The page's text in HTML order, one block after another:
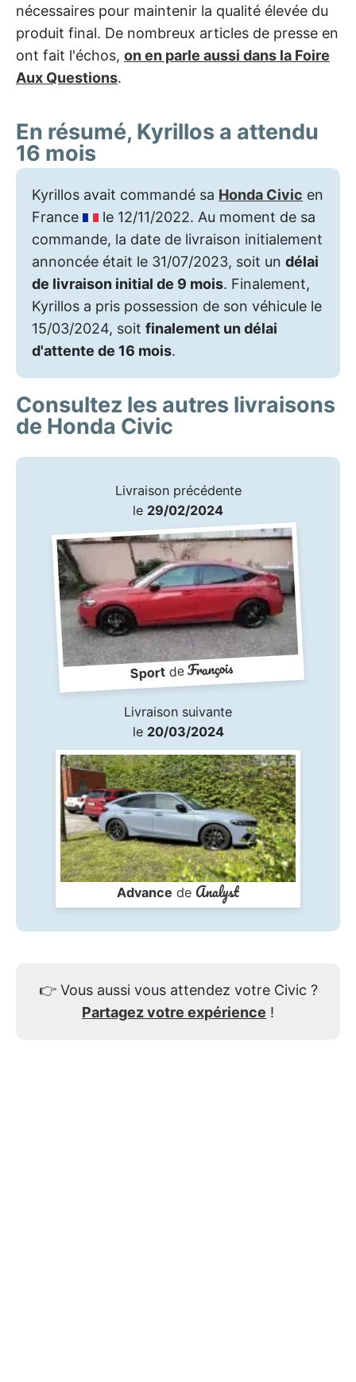
nécessaires pour maintenir la qualité élevée du
produit final. De nombreux articles de presse en
ont fait l'échos, on en parle aussi dans la Foire
Aux Questions.
En résumé, Kyrillos a attendu
16 mois
Kyrillos avait commandé sa Honda Civic en
France
le 12/11/2022. Au moment de sa
commande, la date de livraison initialement
annoncée était le 31/07/2023, soit un délai
de livraison initial de 9 mois. Finalement,
Kyrillos a pris possession de son véhicule le
15/03/2024, soit finalement un délai
d'attente de 16 mois.
Consultez les autres livraisons
de Honda Civic
Livraison précédente
le 29/02/2024
SportdeFrançois
Livraison suivante
le 20/03/2024
Advance de Analyst
👉Vous aussi vous attendez votre Civic ?
Partagez votre expérience !